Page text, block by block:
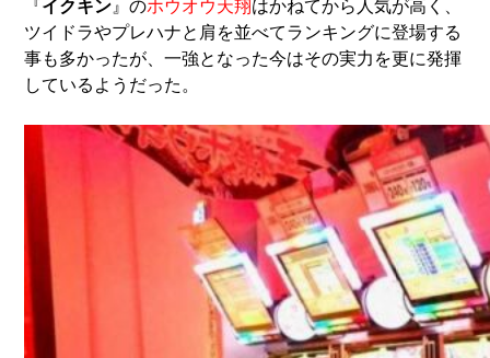
『イクキン 』のホウオウ天翔はかねてから人気が高く、
ツイドラやプレハナと肩を並べてランキングに登場する
事も多かったが、一強となった今はその実力を更に発揮
しているようだった。